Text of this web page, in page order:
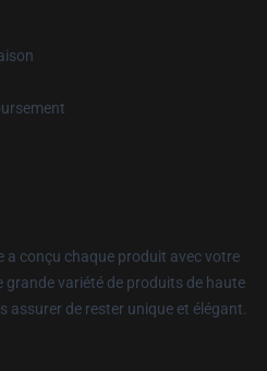
a conçu chaque produit avec votre
variété de produits de haute
de rester unique et élégant.